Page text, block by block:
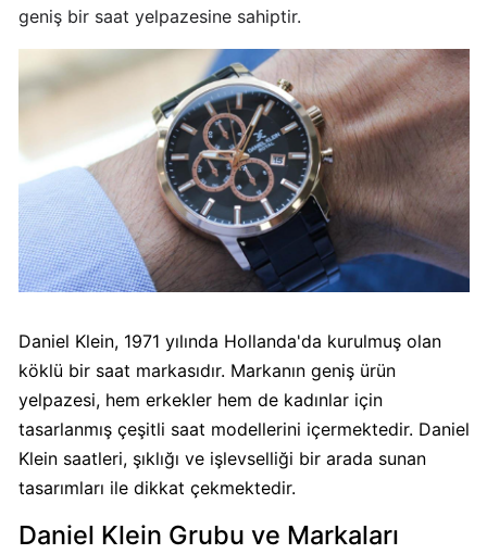
Boykot
Algida
Kimin
Kimin?
Burger
King
Boykot
mu?
King
Kimin
Sahibi
Kim?
Carrefour
mu?
geniş bir saat yelpazesine sahiptir.
Daniel Klein, 1971 yılında Hollanda'da kurulmuş olan
köklü bir saat markasıdır. Markanın geniş ürün
yelpazesi, hem erkekler hem de kadınlar için
tasarlanmış çeşitli saat modellerini içermektedir. Daniel
Klein saatleri, şıklığı ve işlevselliği bir arada sunan
tasarımları ile dikkat çekmektedir.
Daniel Klein Grubu ve Markaları